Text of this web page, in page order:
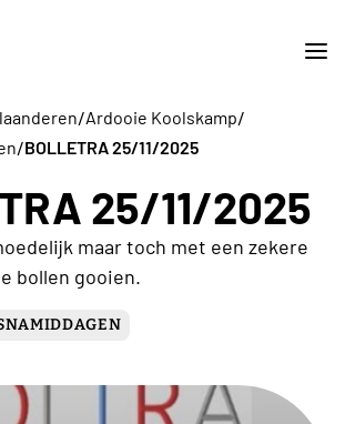
/Ardooie Koolskamp/
/BOLLETRA 25/11/2025
25/11/2025
maar toch met een zekere
bollen gooien.